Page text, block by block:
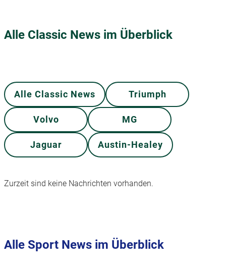
Alle Classic News im Überblick
Alle Classic News Triumph
Volvo MG
Jaguar Austin-Healey
Zurzeit sind keine Nachrichten vorhanden.
Alle Sport News im Überblick